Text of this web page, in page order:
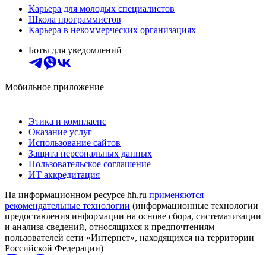
Карьера для молодых специалистов
Школа программистов
Карьера в некоммерческих организациях
Боты для уведомлений
Мобильное приложение
Этика и комплаенс
Оказание услуг
Использование сайтов
Защита персональных данных
Пользовательское соглашение
ИТ аккредитация
На информационном ресурсе hh.ru применяются
рекомендательные технологии (информационные технологии
предоставления информации на основе сбора, систематизации
и анализа сведений, относящихся к предпочтениям
пользователей сети «Интернет», находящихся на территории
Российской Федерации)